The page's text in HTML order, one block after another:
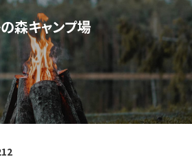
森キャンプ場